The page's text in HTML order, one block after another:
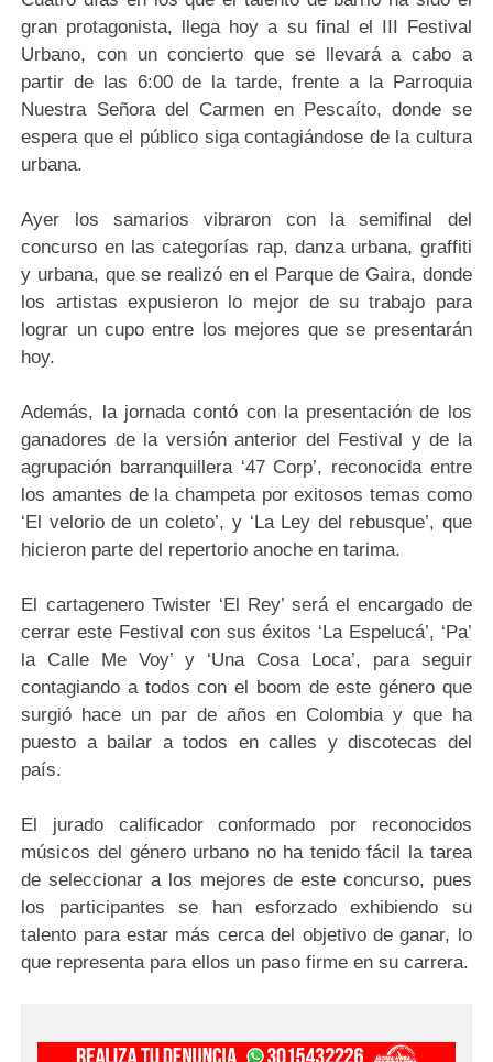
gran protagonista, llega hoy a su final el III Festival
Urbano, con un concierto que se llevará a cabo a
partir de las 6:00 de la tarde, frente a la Parroquia
Nuestra Señora del Carmen en Pescaíto, donde se
espera que el público siga contagiándose de la cultura
urbana.
Ayer los samarios vibraron con la semifinal del
concurso en las categorías rap, danza urbana, graffiti
y urbana, que se realizó en el Parque de Gaira, donde
los artistas expusieron lo mejor de su trabajo para
lograr un cupo entre los mejores que se presentarán
hoy.
Además, la jornada contó con la presentación de los
ganadores de la versión anterior del Festival y de la
agrupación barranquillera ‘47 Corp’, reconocida entre
los amantes de la champeta por exitosos temas como
‘El velorio de un coleto’, y ‘La Ley del rebusque’, que
hicieron parte del repertorio anoche en tarima.
El cartagenero Twister ‘El Rey’ será el encargado de
cerrar este Festival con sus éxitos ‘La Espelucá’, ‘Pa’
la Calle Me Voy’ y ‘Una Cosa Loca’, para seguir
contagiando a todos con el boom de este género que
surgió hace un par de años en Colombia y que ha
puesto a bailar a todos en calles y discotecas del
país.
El jurado calificador conformado por reconocidos
músicos del género urbano no ha tenido fácil la tarea
de seleccionar a los mejores de este concurso, pues
los participantes se han esforzado exhibiendo su
talento para estar más cerca del objetivo de ganar, lo
que representa para ellos un paso firme en su carrera.